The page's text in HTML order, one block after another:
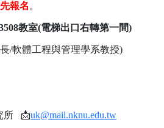
報名 。
教室(電梯出口右轉第一間)
/軟體工程與管理學系教授)
所 📩uk@mail.nknu.edu.tw